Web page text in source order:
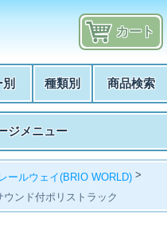
カート
種類別 商品検索
ジメニュー
ールウェイ(BRIO WORLD) >
ウンド付ポリストラック